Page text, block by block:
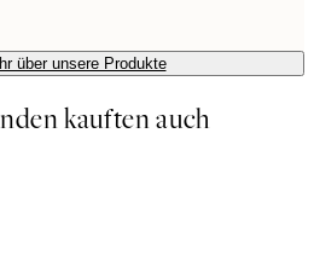
über unsere Produkte
kauften auch